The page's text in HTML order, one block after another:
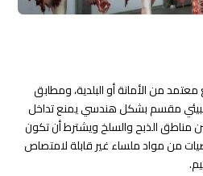
من الأمانة أو البلدية، ومطابق
مقسم بشكل هندسي يمنع تداخل
مناطق الذبح والسلخ ويشترط أن تكون
من مواد ملساء غير قابلة لامتصاص